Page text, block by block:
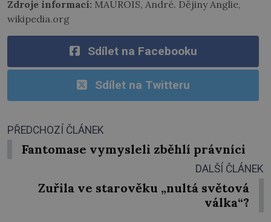
Zdroje informací: MAUROIS, André. Dějiny Anglie,
wikipedia.org
Sdílet na Facebooku
Sdílet na Twitteru
PŘEDCHOZÍ ČLÁNEK
Fantomase vymysleli zběhlí právníci
DALŠÍ ČLÁNEK
Zuřila ve starověku „nultá světová
válka“?